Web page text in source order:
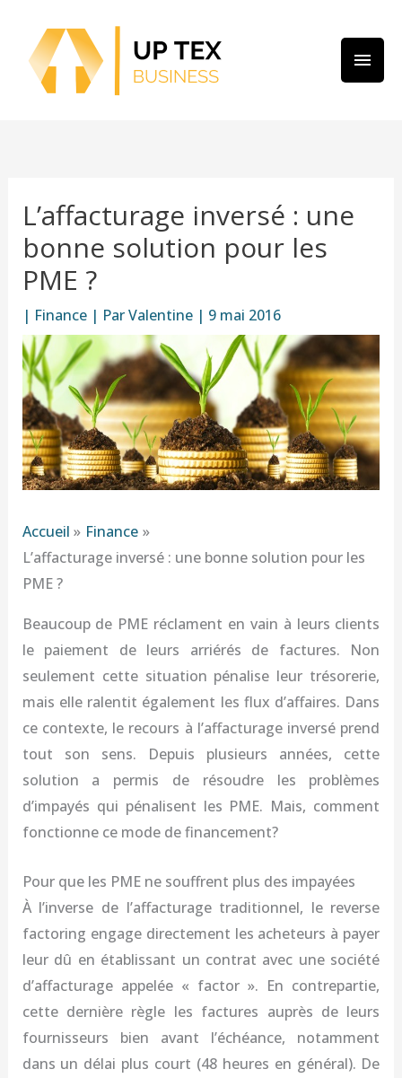
contenu
L’affacturage inversé : une
bonne solution pour les
PME ?
| Finance| ParValentine | 9 mai 2016
Accueil
Finance
L’affacturage inversé : une bonne solution pour les
PME ?
Beaucoup de PME réclament en vain à leurs clients
le paiement de leurs arriérés de factures. Non
seulement cette situation pénalise leur trésorerie,
mais elle ralentit également les flux d’affaires. Dans
ce contexte, le recours à l’affacturage inversé prend
tout son sens. Depuis plusieurs années, cette
solution a permis de résoudre les problèmes
d’impayés qui pénalisent les PME. Mais, comment
fonctionne ce mode de financement?
Pour que les PME ne souffrent plus des impayées
À l’inverse de l’affacturage traditionnel, le reverse
factoring engage directement les acheteurs à payer
leur dû en établissant un contrat avec une société
d’affacturage appelée « factor ». En contrepartie,
cette dernière règle les factures auprès de leurs
fournisseurs bien avant l’échéance, notamment
dans un délai plus court (48 heures en général). De